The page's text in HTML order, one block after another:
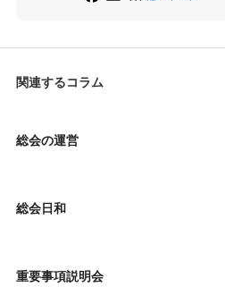
関連するコラム
総会の運営
総会日和
重要事項説明会